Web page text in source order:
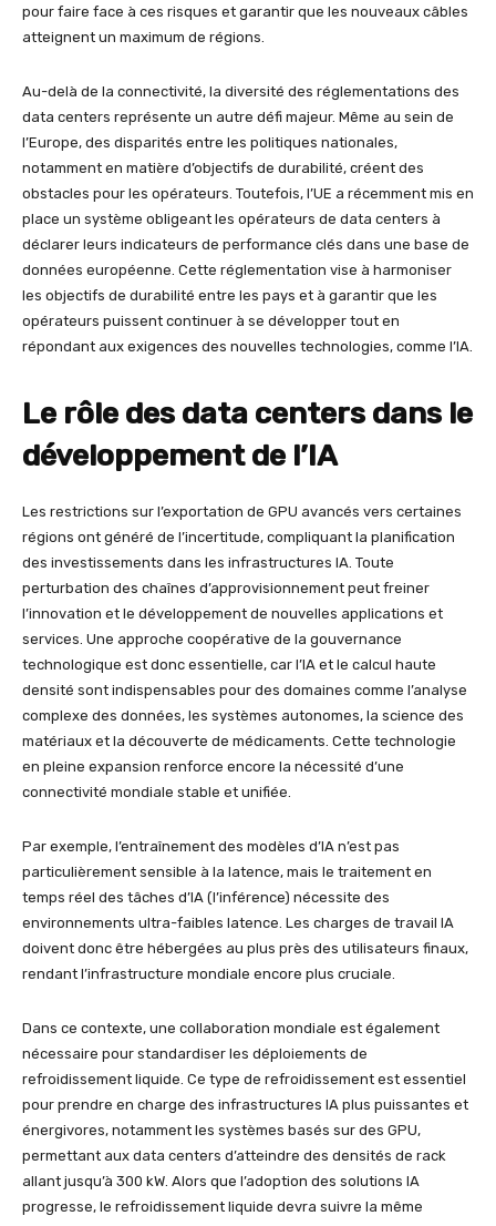
pour faire face à ces risques et garantir que les nouveaux câbles
atteignent un maximum de régions.
Au-delà de la connectivité, la diversité des réglementations des
data centers représente un autre défi majeur. Même au sein de
l’Europe, des disparités entre les politiques nationales,
notamment en matière d’objectifs de durabilité, créent des
obstacles pour les opérateurs. Toutefois, l’UE a récemment mis en
place un système obligeant les opérateurs de data centers à
déclarer leurs indicateurs de performance clés dans une base de
données européenne. Cette réglementation vise à harmoniser
les objectifs de durabilité entre les pays et à garantir que les
opérateurs puissent continuer à se développer tout en
répondant aux exigences des nouvelles technologies, comme l’IA.
Le rôle des data centers dans le
développement de l’IA
Les restrictions sur l’exportation de GPU avancés vers certaines
régions ont généré de l’incertitude, compliquant la planification
des investissements dans les infrastructures IA. Toute
perturbation des chaînes d’approvisionnement peut freiner
l’innovation et le développement de nouvelles applications et
services. Une approche coopérative de la gouvernance
technologique est donc essentielle, car l’IA et le calcul haute
densité sont indispensables pour des domaines comme l’analyse
complexe des données, les systèmes autonomes, la science des
matériaux et la découverte de médicaments. Cette technologie
en pleine expansion renforce encore la nécessité d’une
connectivité mondiale stable et unifiée.
Par exemple, l’entraînement des modèles d’IA n’est pas
particulièrement sensible à la latence, mais le traitement en
temps réel des tâches d’IA (l’inférence) nécessite des
environnements ultra-faibles latence. Les charges de travail IA
doivent donc être hébergées au plus près des utilisateurs finaux,
rendant l’infrastructure mondiale encore plus cruciale.
Dans ce contexte, une collaboration mondiale est également
nécessaire pour standardiser les déploiements de
refroidissement liquide. Ce type de refroidissement est essentiel
pour prendre en charge des infrastructures IA plus puissantes et
énergivores, notamment les systèmes basés sur des GPU,
permettant aux data centers d’atteindre des densités de rack
allant jusqu’à 300 kW. Alors que l’adoption des solutions IA
progresse, le refroidissement liquide devra suivre la même